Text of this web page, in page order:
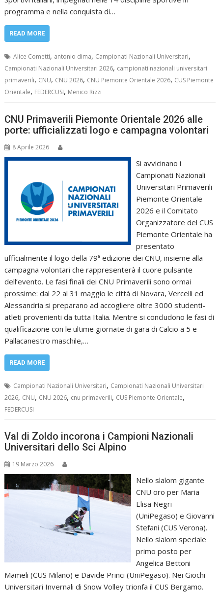
programma e nella conquista di…
READ MORE
Alice Cometti, antonio dima, Campionati Nazionali Universitari,
Campionati Nazionali Universitari 2026, campionati nazionali universitari
primaverili, CNU, CNU 2026, CNU Piemonte Orientale 2026, CUS Piemonte
Orientale, FEDERCUSI, Menico Rizzi
CNU Primaverili Piemonte Orientale 2026 alle
porte: ufficializzati logo e campagna volontari
8 Aprile 2026
Si avvicinano i
Campionati Nazionali
Universitari Primaverili
Piemonte Orientale
2026 e il Comitato
Organizzatore del CUS
Piemonte Orientale ha
presentato
ufficialmente il logo della 79ª edizione dei CNU, insieme alla
campagna volontari che rappresenterà il cuore pulsante
dell’evento. Le fasi finali dei CNU Primaverili sono ormai
prossime: dal 22 al 31 maggio le città di Novara, Vercelli ed
Alessandria si preparano ad accogliere oltre 3000 studenti-
atleti provenienti da tutta Italia. Mentre si concludono le fasi di
qualificazione con le ultime giornate di gara di Calcio a 5 e
Pallacanestro maschile,…
READ MORE
Campionati Nazionali Universitari, Campionati Nazionali Universitari
2026, CNU, CNU 2026, cnu primaverili, CUS Piemonte Orientale,
FEDERCUSI
Val di Zoldo incorona i Campioni Nazionali
Universitari dello Sci Alpino
19 Marzo 2026
Nello slalom gigante
CNU oro per Maria
Elisa Negri
(UniPegaso) e Giovanni
Stefani (CUS Verona).
Nello slalom speciale
primo posto per
Angelica Bettoni
Mameli (CUS Milano) e Davide Princi (UniPegaso). Nei Giochi
Universitari Invernali di Snow Volley trionfa il CUS Bergamo.